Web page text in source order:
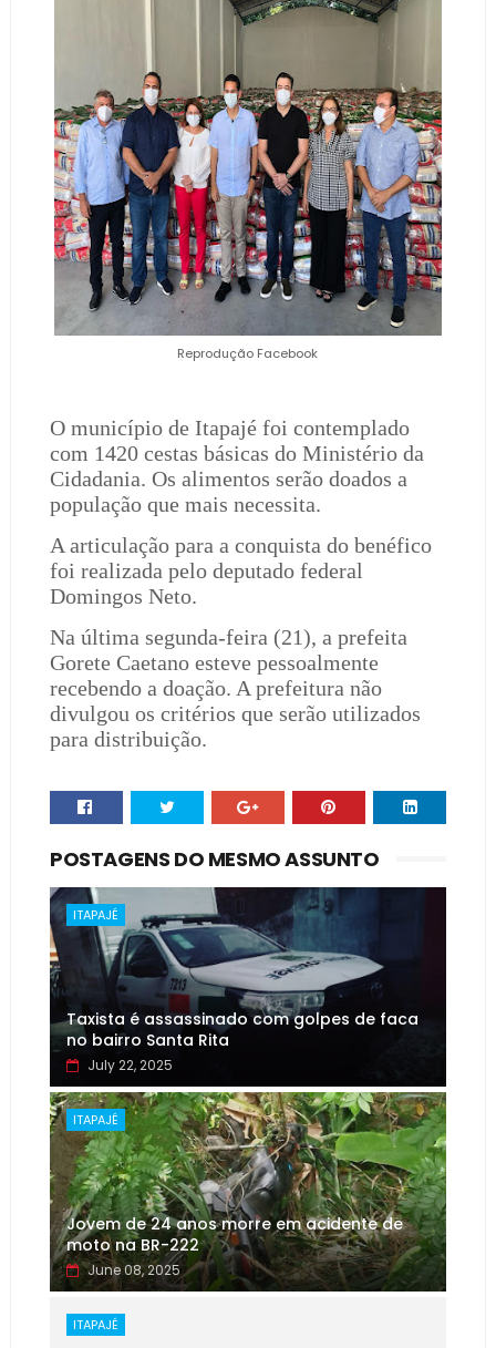
Reprodução Facebook
O município de Itapajé foi contemplado
com 1420 cestas básicas do Ministério da
Cidadania. Os alimentos serão doados a
população que mais necessita.
A articulação para a conquista do benéfico
foi realizada pelo deputado federal
Domingos Neto.
Na última segunda-feira (21), a prefeita
Gorete Caetano esteve pessoalmente
recebendo a doação. A prefeitura não
divulgou os critérios que serão utilizados
para distribuição.
POSTAGENS DO MESMO ASSUNTO
ITAPAJÉ
Taxista é assassinado com golpes de faca
no bairro Santa Rita
July 22, 2025
ITAPAJÉ
Jovem de 24 anos morre em acidente de
moto na BR-222
June 08, 2025
ITAPAJÉ